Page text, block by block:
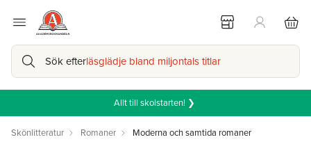
Sök efterläsglädje bland miljontals titlar
Allt till skolstarten! ❯
Skönlitteratur Romaner Moderna och samtida romaner